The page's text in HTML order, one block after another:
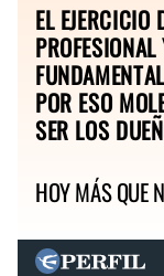
EL EJERCICIO
POR ESO
SER LOS
HOY MÁS QUE